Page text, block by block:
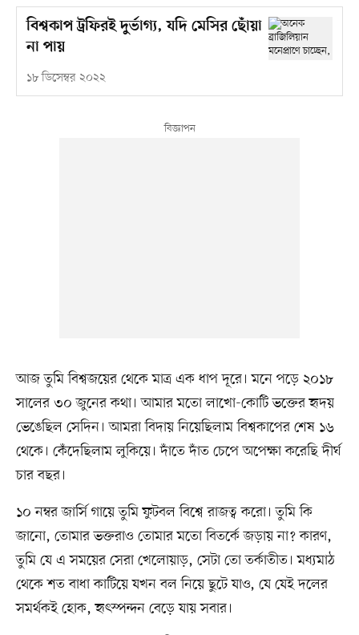
বিশ্বকাপ ট্রফিরই দুর্ভাগ্য, যদি মেসির ছোঁয়া
না পায়
১৮ ডিসেম্বর ২০২২
আজ তুমি বিশ্বজয়ের থেকে মাত্র এক ধাপ দূরে। মনে পড়ে ২০১৮
সালের ৩০ জুনের কথা। আমার মতো লাখো-কোটি ভক্তের হৃদয়
ভেঙেছিল সেদিন। আমরা বিদায় নিয়েছিলাম বিশ্বকাপের শেষ ১৬
থেকে। কেঁদেছিলাম লুকিয়ে। দাঁতে দাঁত চেপে অপেক্ষা করেছি দীর্ঘ
চার বছর।
১০ নম্বর জার্সি গায়ে তুমি ফুটবল বিশ্বে রাজত্ব করো। তুমি কি
জানো, তোমার ভক্তরাও তোমার মতো বিতর্কে জড়ায় না? কারণ,
তুমি যে এ সময়ের সেরা খেলোয়াড়, সেটা তো তর্কাতীত। মধ্যমাঠ
থেকে শত বাধা কাটিয়ে যখন বল নিয়ে ছুটে যাও, যে যেই দলের
সমর্থকই হোক, হৃৎস্পন্দন বেড়ে যায় সবার।